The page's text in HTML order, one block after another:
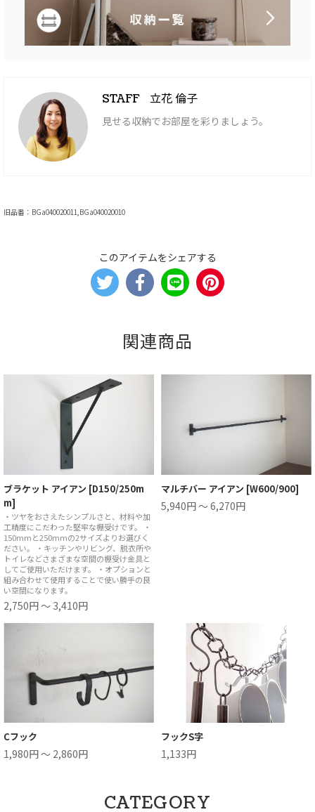
STAFF 立花 倫子
見せる収納でお部屋を彩りましょう。
旧品番：BGa040020011,BGa040020010
このアイテムをシェアする
関連商品
ブラケット アイアン [D150/250m
m]
・ツヤをおさえたシンプルさと、材料や加
工精度にこだわった堅牢な棚受けです。 ・
150mmと250mmの2サイズよりお選びく
ださい。 ・キッチンやリビング、脱衣所や
トイレなどさまざまな空間の棚受け金具と
してご使用いただけます。 ・オプションと
組み合わせて使用することで使い勝手の良
い空間になります。
2,750円 ～ 3,410円
マルチバー アイアン [W600/900]
5,940円 ～ 6,270円
Cフック
1,980円 ～ 2,860円
フックS字
1,133円
CATEGORY